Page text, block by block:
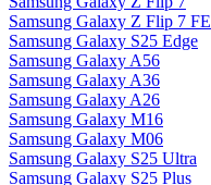
Samsung Galaxy Z Flip 7 FE
Samsung Galaxy S25 Edge
Samsung Galaxy A56
Samsung Galaxy A36
Samsung Galaxy A26
Samsung Galaxy M16
Samsung Galaxy M06
Samsung Galaxy S25 Ultra
Samsung Galaxy S25 Plus